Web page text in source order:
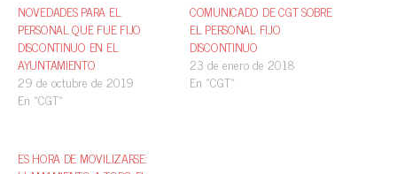
NOVEDADES PARA EL
PERSONAL QUE FUE FIJO
DISCONTINUO EN EL
AYUNTAMIENTO
29 de octubre de 2019
En «CGT»
COMUNICADO DE CGT SOBRE
EL PERSONAL FIJO
DISCONTINUO
23 de enero de 2018
En «CGT»
ES HORA DE MOVILIZARSE: